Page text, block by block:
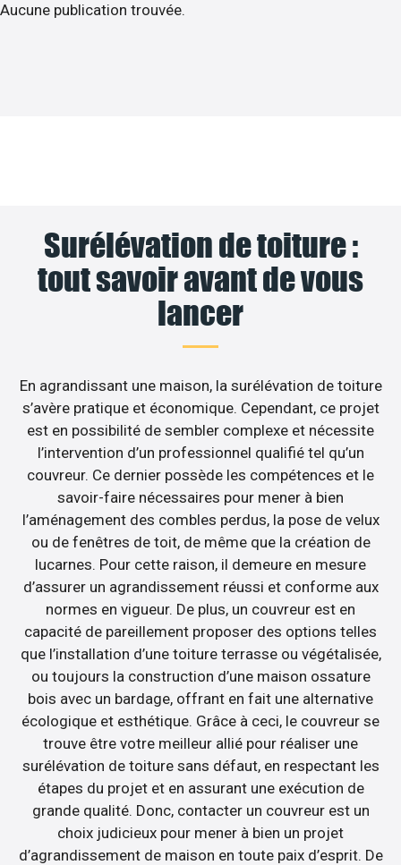
Aucune publication trouvée.
Surélévation de toiture :
tout savoir avant de vous
lancer
En agrandissant une maison, la surélévation de toiture
s’avère pratique et économique. Cependant, ce projet
est en possibilité de sembler complexe et nécessite
l’intervention d’un professionnel qualifié tel qu’un
couvreur. Ce dernier possède les compétences et le
savoir-faire nécessaires pour mener à bien
l’aménagement des combles perdus, la pose de velux
ou de fenêtres de toit, de même que la création de
lucarnes. Pour cette raison, il demeure en mesure
d’assurer un agrandissement réussi et conforme aux
normes en vigueur. De plus, un couvreur est en
capacité de pareillement proposer des options telles
que l’installation d’une toiture terrasse ou végétalisée,
ou toujours la construction d’une maison ossature
bois avec un bardage, offrant en fait une alternative
écologique et esthétique. Grâce à ceci, le couvreur se
trouve être votre meilleur allié pour réaliser une
surélévation de toiture sans défaut, en respectant les
étapes du projet et en assurant une exécution de
grande qualité. Donc, contacter un couvreur est un
choix judicieux pour mener à bien un projet
d’agrandissement de maison en toute paix d’esprit. De